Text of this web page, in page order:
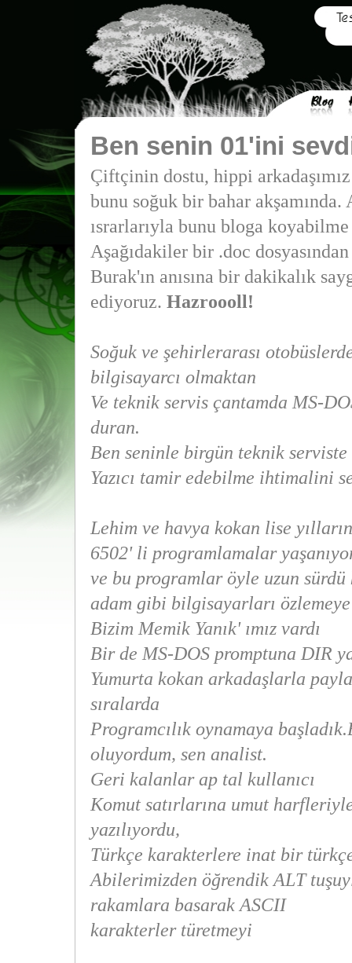
Ben senin 01'ini
Çiftçinin dostu, hippi
bunu soğuk bir bahar akşamında.
ısrarlarıyla bunu bloga
Aşağıdakiler bir .doc
Burak'ın anısına bir dakikalık
ediyoruz. Hazroooll!
Soğuk ve şehirlerarası
bilgisayarcı olmaktan
Ve teknik servis çantamda MS-
duran.
Ben seninle birgün teknik serviste
Yazıcı tamir edebilme ihtimalini
Lehim ve havya kokan lise
6502' li programlamalar
ve bu programlar öyle uzun sürdü
adam gibi bilgisayarları özlemeye
Bizim Memik Yanık' ımız vardı
Bir de MS-DOS promptuna DIR
Yumurta kokan arkadaşlarla
sıralarda
Programcılık oynamaya
oluyordum, sen analist.
Geri kalanlar ap tal kullanıcı
Komut satırlarına umut
yazılıyordu,
Türkçe karakterlere inat bir
Abilerimizden öğrendik ALT
rakamlara basarak ASCII
karakterler türetmeyi